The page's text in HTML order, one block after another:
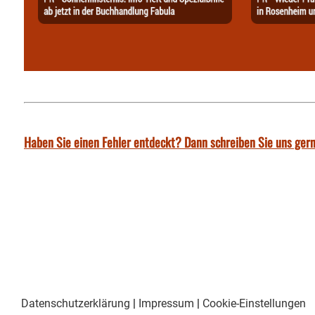
Haben Sie einen Fehler entdeckt? Dann schreiben Sie uns
Datenschutzerklärung | Impressum | Cookie-Einstellungen